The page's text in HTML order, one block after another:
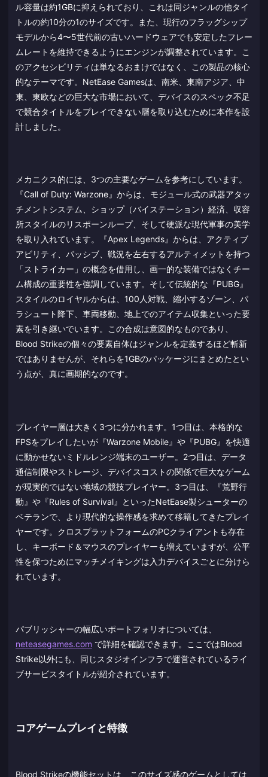
ル容量は約1GBに抑えられており、これは同ジャンルの他タイ
トルの約10分の1のサイズです。また、現行のフラッグシップ
モデルから4〜5世代前の古いハードウェアでも安定したフレー
ムレートを維持できるようにエンジンが調整されています。こ
のアクセシビリティは単なるおまけではなく、この製品の核心
的なテーマです。NetEase Gamesは、南米、東南アジア、中
東、東欧などの巨大な市場において、デバイスのスペック不足
で競合タイトルをプレイできない層を取り込むために本作を設
計しました。
メカニクス的には、3つの主要なゲームを参考にしています。
『Call of Duty: Warzone』からは、モジュール式の武器アタッ
チメントシステム、ショップ（バイステーション）経済、収容
所スタイルのリスポーンループ、そして硬派な現代軍事の美学
を取り入れています。『Apex Legends』からは、アクティブ
アビリティ、パッシブ、戦況を左右するアルティメットを持つ
「ストライカー」の概念を借用し、画一的な装備ではなくチー
ム構成の重要性を強調しています。そして伝統的な『PUBG』
スタイルのロイヤルからは、100人対戦、縮小するゾーン、パ
ラシュート降下、車両移動、地上でのアイテム収集といった要
素を引き継いでいます。この合成は意図的なものであり、
Blood Strikeの個々の要素自体はジャンルを定義するほど斬新
ではありませんが、それらを1GBのパッケージにまとめたとい
う点が、真に画期的なのです。
プレイヤー層は大きく3つに分かれます。1つ目は、本格的な
FPSをプレイしたいが『Warzone Mobile』や『PUBG』を快適
に動かせないミドルレンジ端末のユーザー。2つ目は、データ
通信制限やストレージ、デバイスコストの関係で巨大なゲーム
が現実的ではない地域の競技プレイヤー。3つ目は、『荒野行
動』や『Rules of Survival』といったNetEase製シューターの
ベテランで、より現代的な操作感を求めて移籍してきたプレイ
ヤーです。クロスプラットフォームのPCクライアントも存在
し、キーボード＆マウスのプレイヤーも増えていますが、公平
性を保つためにマッチメイキングは入力デバイスごとに分けら
れています。
パブリッシャーの幅広いポートフォリオについては、
neteasegames.com で詳細を確認できます。ここではBlood
Strike以外にも、同じスタジオインフラで運営されているライ
ブサービスタイトルが紹介されています。
コアゲームプレイと特徴
Blood Strikeの機能セットは、このサイズ感のゲームとしては